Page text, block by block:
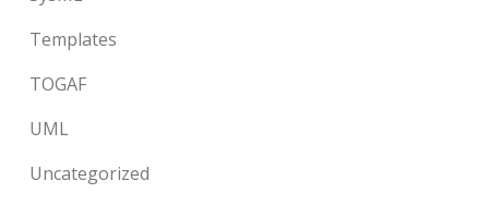
Templates
TOGAF
UML
Uncategorized